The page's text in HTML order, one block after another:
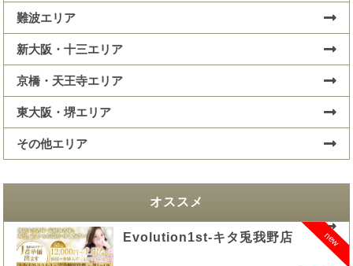
難波エリア
新大阪・十三エリア
京橋・天王寺エリア
東大阪・堺エリア
その他エリア
オススメ
new
Evolution1st-キタ兎我野店